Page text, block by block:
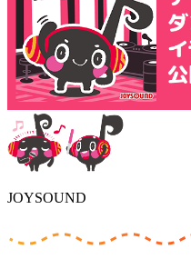
JOYSOUND